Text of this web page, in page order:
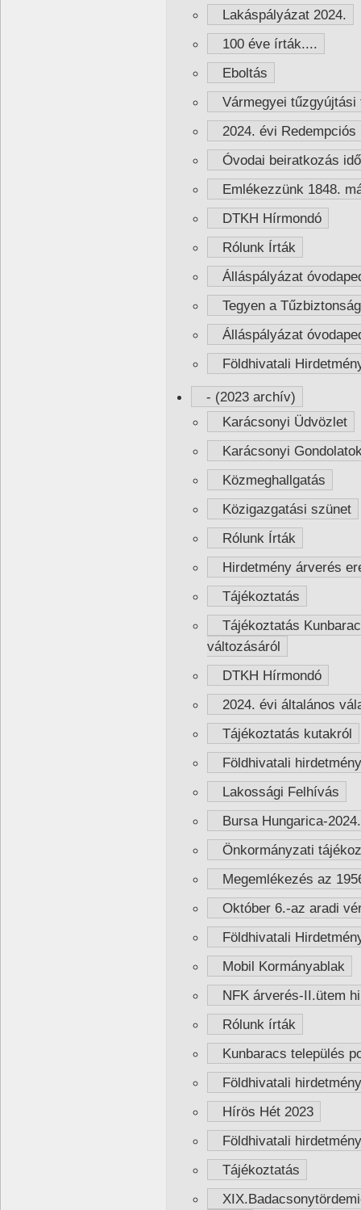
Lakáspályázat 2024.
100 éve írták....
Eboltás
Vármegyei
2024. évi Redempciós
Óvodai beiratkozás
Emlékezzünk 1848.
DTKH Hírmondó
Rólunk Írták
Álláspályázat
Tegyen a
Álláspályázat
Földhivatali
- (2023 archív)
Karácsonyi Üdvözlet
Karácsonyi
Közmeghallgatás
Közigazgatási szünet
Rólunk Írták
Hirdetmény árverés
Tájékoztatás
Tájékoztatás
változásáról
DTKH Hírmondó
2024. évi általános
Tájékoztatás kutakról
Földhivatali
Lakossági Felhívás
Bursa Hungarica-
Önkormányzati
Megemlékezés az
Október 6.-az aradi
Földhivatali
Mobil Kormányablak
NFK árverés-II.ütem
Rólunk írták
Kunbaracs település
Földhivatali
Hírös Hét 2023
Földhivatali hirdetmény
Tájékoztatás